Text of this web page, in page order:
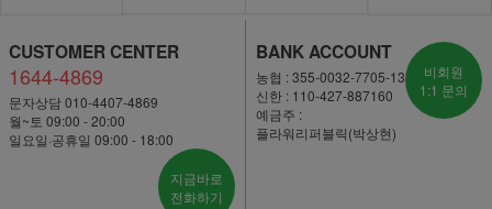
CUSTOMER CENTER
1644-4869
문자상담 010-4407-4869
월~토 09:00 - 20:00
일요일·공휴일 09:00 - 18:00
지금바로
전화하기
BANK ACCOUNT
농협 : 355-0032-7705-13
신한 : 110-427-887160
예금주 :
플라워리퍼블릭(박상현)
비회원
1:1 문의